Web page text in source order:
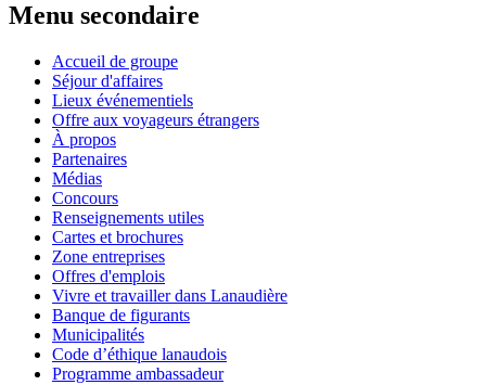
Menu secondaire
Accueil de groupe
Séjour d'affaires
Lieux événementiels
Offre aux voyageurs étrangers
À propos
Partenaires
Médias
Concours
Renseignements utiles
Cartes et brochures
Zone entreprises
Offres d'emplois
Vivre et travailler dans Lanaudière
Banque de figurants
Municipalités
Code d’éthique lanaudois
Programme ambassadeur